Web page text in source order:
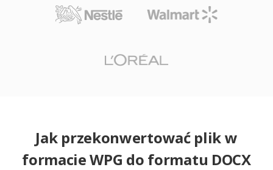
Jak przekonwertować plik w
formacie WPG do formatu DOCX